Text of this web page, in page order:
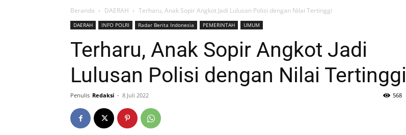
Beranda DAERAH Terharu, Anak Sopir Angkot Jadi Lulusan Polisi dengan Nilai Tertinggi
DAERAH INFO POLRI Radar Berita Indonesia PEMERINTAH UMUM
Terharu, Anak Sopir Angkot Jadi
Lulusan Polisi dengan Nilai Tertinggi
Penulis Redaksi - 8 Juli 2022 568